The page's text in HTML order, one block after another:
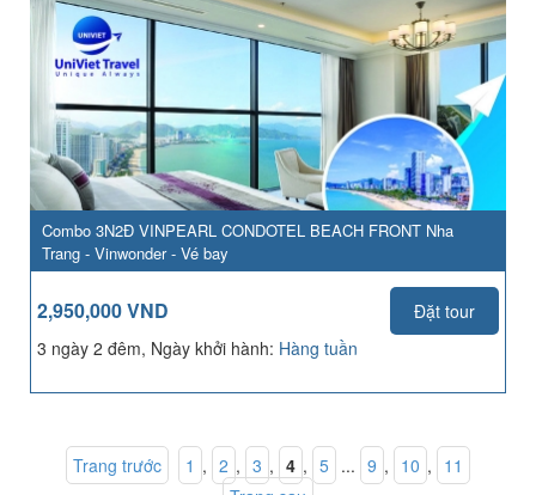
Combo 3N2Đ VINPEARL CONDOTEL BEACH FRONT Nha
Trang - Vinwonder - Vé bay
2,950,000 VND
Đặt tour
3 ngày 2 đêm, Ngày khởi hành: Hàng tuần
Trang trước 1 , 2 , 3 , 4 , 5 ... 9 , 10 , 11